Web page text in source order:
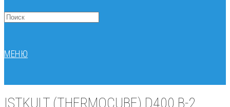
МЕНЮ
ISTKULT (THERMOCUBE) D400 B-2